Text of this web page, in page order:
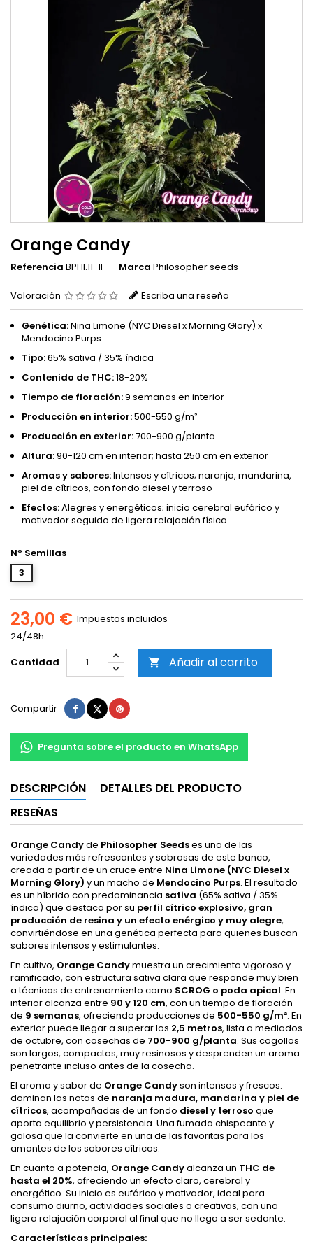
Orange Candy
Referencia BPHI.11-1F Marca Philosopher seeds
Valoración Escriba una reseña
Genética:Nina Limone (NYC Diesel x Morning Glory) x
Mendocino Purps
Tipo:65% sativa / 35% índica
Contenido de THC:18-20%
Tiempo de floración:9 semanas en interior
Producción en interior:500-550 g/m²
Producción en exterior:700-900 g/planta
Altura:90-120 cm en interior; hasta 250 cm en exterior
Aromas y sabores:Intensos y cítricos; naranja, mandarina,
piel de cítricos, con fondo diesel y terroso
Efectos:Alegres y energéticos; inicio cerebral eufórico y
motivador seguido de ligera relajación física
Nº Semillas
3
23,00 € Impuestos incluidos
24/48h
Cantidad
 Añadir al carrito
Compartir Compartir
TuitearPinterest
Pregunta sobre el producto en WhatsApp
DESCRIPCIÓN
DETALLES DEL PRODUCTO
RESEÑAS
Orange Candyde Philosopher Seedses una de las
variedades más refrescantes y sabrosas de este banco,
creada a partir de un cruce entre Nina Limone (NYC Diesel x
Morning Glory) y un macho de Mendocino Purps. El resultado
es un híbrido con predominancia sativa (65% sativa / 35%
índica) que destaca por su perfil cítrico explosivo, gran
producción de resina y un efecto enérgico y muy alegre,
convirtiéndose en una genética perfecta para quienes buscan
sabores intensos y estimulantes.
En cultivo, Orange Candymuestra un crecimiento vigoroso y
ramificado, con estructura sativa clara que responde muy bien
a técnicas de entrenamiento como SCROG o poda apical. En
interior alcanza entre 90 y 120 cm, con un tiempo de floración
de 9 semanas, ofreciendo producciones de 500-550 g/m². En
exterior puede llegar a superar los 2,5 metros, lista a mediados
de octubre, con cosechas de 700-900 g/planta. Sus cogollos
son largos, compactos, muy resinosos y desprenden un aroma
penetrante incluso antes de la cosecha.
El aroma y sabor de Orange Candyson intensos y frescos:
dominan las notas de naranja madura, mandarina y piel de
cítricos, acompañadas de un fondo diesel y terroso que
aporta equilibrio y persistencia. Una fumada chispeante y
golosa que la convierte en una de las favoritas para los
amantes de los sabores cítricos.
En cuanto a potencia, Orange Candyalcanza un THC de
hasta el 20%, ofreciendo un efecto claro, cerebral y
energético. Su inicio es eufórico y motivador, ideal para
consumo diurno, actividades sociales o creativas, con una
ligera relajación corporal al final que no llega a ser sedante.
Características principales: